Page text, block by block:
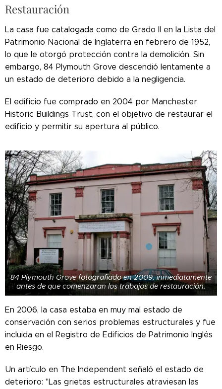
Restauración
La casa fue catalogada como de Grado II en la Lista del
Patrimonio Nacional de Inglaterra en febrero de 1952,
lo que le otorgó protección contra la demolición. Sin
embargo, 84 Plymouth Grove descendió lentamente a
un estado de deterioro debido a la negligencia.
El edificio fue comprado en 2004 por Manchester
Historic Buildings Trust, con el objetivo de restaurar el
edificio y permitir su apertura al público.
84 Plymouth Grove fotografiado en 2009, inmediatamente
antes de que comenzaran los trabajos de restauración.
En 2006, la casa estaba en muy mal estado de
conservación con serios problemas estructurales y fue
incluida en el Registro de Edificios de Patrimonio Inglés
en Riesgo.
Un artículo en The Independent señaló el estado de
deterioro: "Las grietas estructurales atraviesan las